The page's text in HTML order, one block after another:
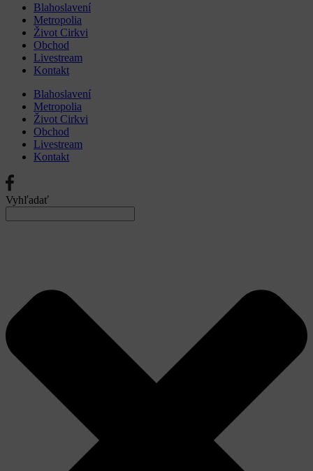
Blahoslavení
Metropolia
Život Cirkvi
Obchod
Livestream
Kontakt
Blahoslavení
Metropolia
Život Cirkvi
Obchod
Livestream
Kontakt
Vyhľadať